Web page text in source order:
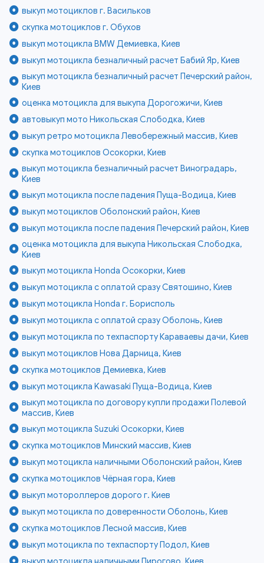
выкуп мотоциклов г. Васильков
скупка мотоциклов г. Обухов
выкуп мотоцикла BMW Демиевка, Киев
выкуп мотоцикла безналичный расчет Бабий Яр, Киев
выкуп мотоцикла безналичный расчет Печерский район,
Киев
оценка мотоцикла для выкупа Дорогожичи, Киев
автовыкуп мото Никольская Слободка, Киев
выкуп ретро мотоцикла Левобережный массив, Киев
скупка мотоциклов Осокорки, Киев
выкуп мотоцикла безналичный расчет Виноградарь,
Киев
выкуп мотоцикла после падения Пуща-Водица, Киев
выкуп мотоциклов Оболонский район, Киев
выкуп мотоцикла после падения Печерский район, Киев
оценка мотоцикла для выкупа Никольская Слободка,
Киев
выкуп мотоцикла Honda Осокорки, Киев
выкуп мотоцикла с оплатой сразу Святошино, Киев
выкуп мотоцикла Honda г. Борисполь
выкуп мотоцикла с оплатой сразу Оболонь, Киев
выкуп мотоцикла по техпаспорту Караваевы дачи, Киев
выкуп мотоциклов Нова Дарница, Киев
скупка мотоциклов Демиевка, Киев
выкуп мотоцикла Kawasaki Пуща-Водица, Киев
выкуп мотоцикла по договору купли продажи Полевой
массив, Киев
выкуп мотоцикла Suzuki Осокорки, Киев
скупка мотоциклов Минский массив, Киев
выкуп мотоцикла наличными Оболонский район, Киев
скупка мотоциклов Чёрная гора, Киев
выкуп мотороллеров дорого г. Киев
выкуп мотоцикла по доверенности Оболонь, Киев
скупка мотоциклов Лесной массив, Киев
выкуп мотоцикла по техпаспорту Подол, Киев